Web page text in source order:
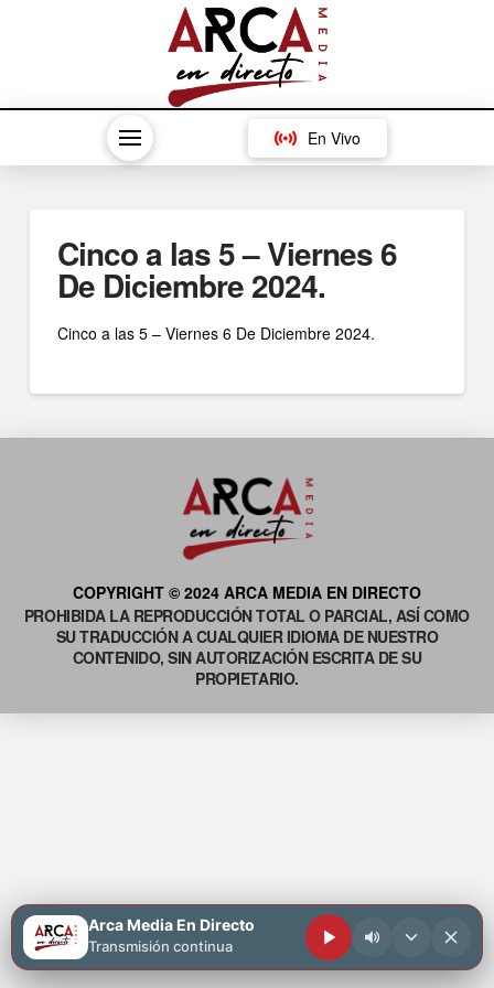
En Vivo
Cinco a las 5 – Viernes 6
De Diciembre 2024.
Cinco a las 5 – Viernes 6 De Diciembre 2024.
COPYRIGHT © 2024 ARCA MEDIA EN DIRECTO
PROHIBIDA LA REPRODUCCIÓN TOTAL O PARCIAL, ASÍ COMO
SU TRADUCCIÓN A CUALQUIER IDIOMA DE NUESTRO
CONTENIDO, SIN AUTORIZACIÓN ESCRITA DE SU
PROPIETARIO.
Arca Media En Directo
Transmisión continua